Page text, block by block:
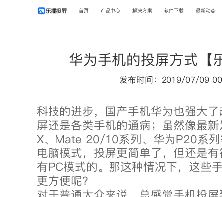
首页 产品中心 解决方案 软件下载 最新动态
华为手机的投屏方式【
发布时间：2019/07/09
科技的进步，国产手机华为也强大
屏还是各类手机的通病；虽然像最
X、Mate 20/10系列、华为P20系
电脑模式，投屏更简单了，但还是
有PC模式的。那这种情况下，这些
更方便呢？